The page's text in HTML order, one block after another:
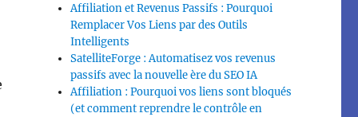
Affiliation et Revenus Passifs : Pourquoi
Remplacer Vos Liens par des Outils
Intelligents
SatelliteForge : Automatisez vos revenus
passifs avec la nouvelle ère du SEO IA
Affiliation : Pourquoi vos liens sont bloqués
(et comment reprendre le contrôle en